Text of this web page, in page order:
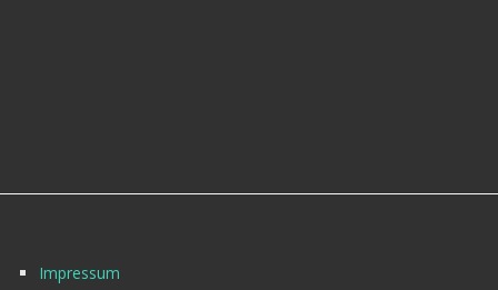
Impressum